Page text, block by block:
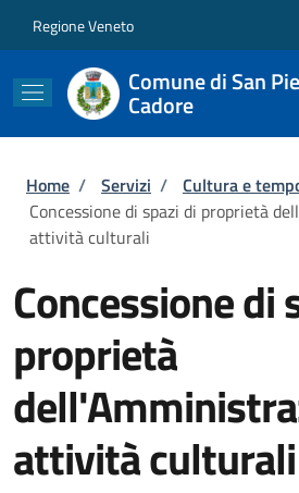
Regione Veneto
Comune di San
Cadore
Briciole di pane
Home / Servizi / Cultura e
Concessione di spazi di proprietà
attività culturali
Concessione di
proprietà
attività culturali